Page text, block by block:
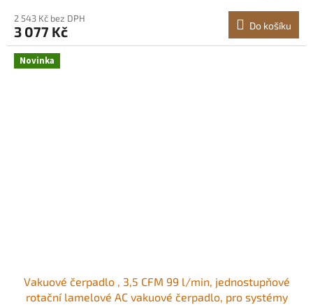
2 543 Kč bez DPH
3 077 Kč Do košíku
Novinka
Vakuové čerpadlo , 3,5 CFM 99 l/min, jednostupňové
rotační lamelové AC vakuové čerpadlo, pro systémy